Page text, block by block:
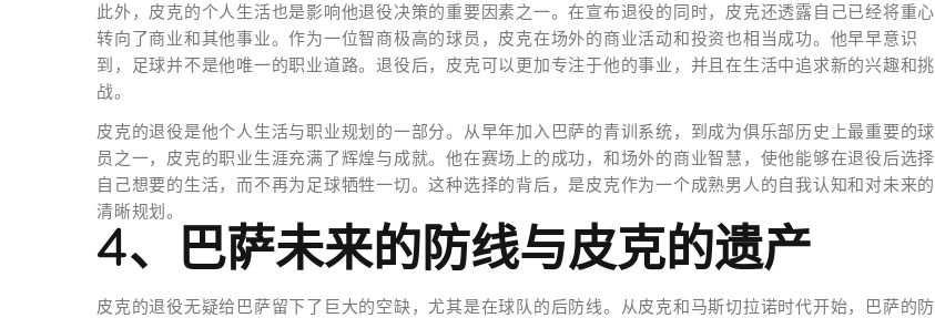
此外，皮克的个人生活也是影响他退役决策的重要因素之一。在宣布退役的同时，皮克还透露自己已经将重心
转向了商业和其他事业。作为一位智商极高的球员，皮克在场外的商业活动和投资也相当成功。他早早意识
到，足球并不是他唯一的职业道路。退役后，皮克可以更加专注于他的事业，并且在生活中追求新的兴趣和挑
战。
皮克的退役是他个人生活与职业规划的一部分。从早年加入巴萨的青训系统，到成为俱乐部历史上最重要的球
员之一，皮克的职业生涯充满了辉煌与成就。他在赛场上的成功，和场外的商业智慧，使他能够在退役后选择
自己想要的生活，而不再为足球牺牲一切。这种选择的背后，是皮克作为一个成熟男人的自我认知和对未来的
清晰规划。
4、巴萨未来的防线与皮克的遗产
皮克的退役无疑给巴萨留下了巨大的空缺，尤其是在球队的后防线。从皮克和马斯切拉诺时代开始，巴萨的防